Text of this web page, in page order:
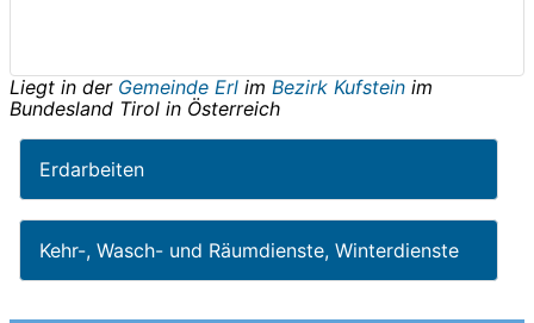
Liegt in der Gemeinde Erl im Bezirk Kufstein im
Bundesland Tirol in Österreich
Erdarbeiten
Kehr-, Wasch- und Räumdienste, Winterdienste